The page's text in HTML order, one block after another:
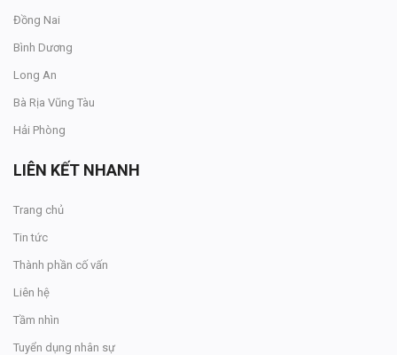
Đồng Nai
Bình Dương
Long An
Bà Rịa Vũng Tàu
Hải Phòng
LIÊN KẾT NHANH
Trang chủ
Tin tức
Thành phần cố vấn
Liên hệ
Tầm nhìn
Tuyển dụng nhân sự